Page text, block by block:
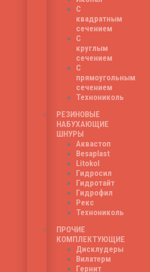
С
квадратным
сечением
С
круглым
сечением
С
прямоугольным
сечением
Технониколь
РЕЗИНОВЫЕ
НАБУХАЮЩИЕ
ШНУРЫ
Аквастоп
Besaplast
Litokol
Гидросил
Гидротайт
Гидрофил
Рекс
Технониколь
ПРОЧИЕ
КОМПЛЕКТУЮЩИЕ
Дисклудеры
Вилатерм
Гернит
Read More
Быстрый просмотр
Litaproof IE-240/20
Litaproof IE-240/20
гидроизоляции
шпонки
институтами в
шпонки Litaproof
Read More